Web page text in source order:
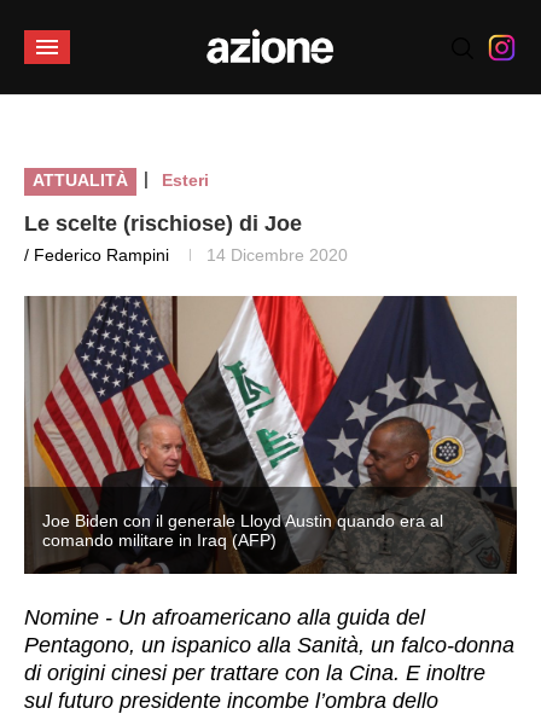
ATTUALITÀ | Esteri
Le scelte (rischiose) di Joe
/ Federico Rampini 14 Dicembre 2020
Joe Biden con il generale Lloyd Austin quando era al
comando militare in Iraq (AFP)
Nomine - Un afroamericano alla guida del
Pentagono, un ispanico alla Sanità, un falco-donna
di origini cinesi per trattare con la Cina. E inoltre
sul futuro presidente incombe l’ombra dello